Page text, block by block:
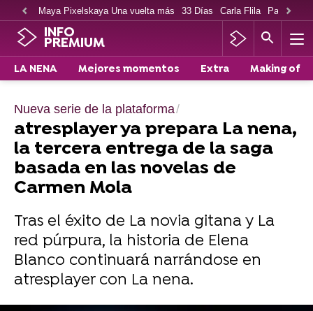
Maya Pixelskaya Una vuelta más 33 Días Carla Flila Paco
INFO
PREMIUM
LA NENA Mejores momentos Extra Making of
Nueva serie de la plataforma
atresplayer ya prepara La nena,
la tercera entrega de la saga
basada en las novelas de
Carmen Mola
Tras el éxito de La novia gitana y La
red púrpura, la historia de Elena
Blanco continuará narrándose en
atresplayer con La nena.